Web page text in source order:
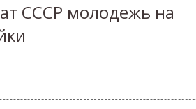
СССР молодежь на